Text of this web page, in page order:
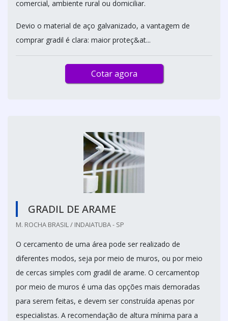
comercial, ambiente rural ou domiciliar.
Devio o material de aço galvanizado, a vantagem de
comprar gradil é clara: maior proteç&at...
Cotar agora
GRADIL DE ARAME
M. ROCHA BRASIL / INDAIATUBA - SP
O cercamento de uma área pode ser realizado de
diferentes modos, seja por meio de muros, ou por meio
de cercas simples com gradil de arame. O cercamentop
por meio de muros é uma das opções mais demoradas
para serem feitas, e devem ser construída apenas por
especialistas. A recomendação de altura mínima para a